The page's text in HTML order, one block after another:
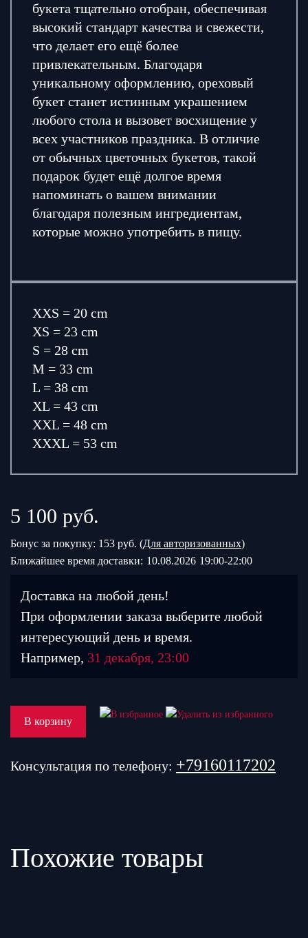
букета тщательно отобран, обеспечивая
высокий стандарт качества и свежести,
что делает его ещё более
привлекательным. Благодаря
уникальному оформлению, ореховый
букет станет истинным украшением
любого стола и вызовет восхищение у
всех участников праздника. В отличие
от обычных цветочных букетов, такой
подарок будет ещё долгое время
напоминать о вашем внимании
благодаря полезным ингредиентам,
которые можно употребить в пищу.
XXS = 20 cm
XS = 23 cm
S = 28 cm
M = 33 cm
L = 38 cm
XL = 43 cm
XXL = 48 cm
XXXL = 53 cm
5 100 руб.
Бонус за покупку: 153 руб. (Для авторизованных)
Ближайшее время доставки: 10.08.2026 19:00-22:00
Доставка на любой день!
При оформлении заказа выберите любой
интересующий день и время.
Например, 31 декабря, 23:00
В корзину
Консультация по телефону: +79160117202
Похожие товары